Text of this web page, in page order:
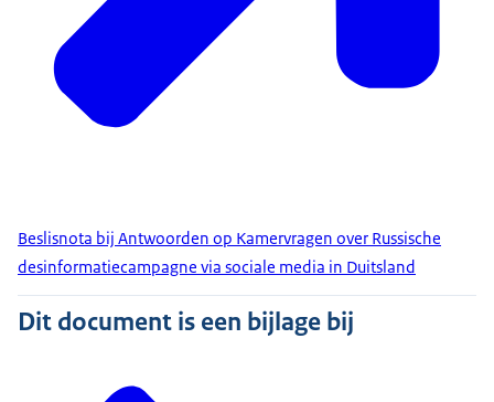
Beslisnota bij Antwoorden op Kamervragen over Russische
desinformatiecampagne via sociale media in Duitsland
Dit document is een bijlage bij